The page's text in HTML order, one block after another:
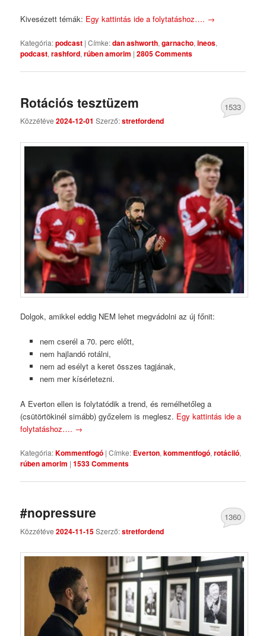
Kivesézett témák: Egy kattintás ide a folytatáshoz…. →
Kategória:podcast |Címke:dan ashworth,garnacho,ineos,
podcast,rashford,rúben amorim |2805 Comments
Rotációs tesztüzem
Közzétéve2024-12-01 Szerző:stretfordend
1533
Dolgok, amikkel eddig NEM lehet megvádolni az új főnit:
nem cserél a 70. perc előtt,
nem hajlandó rotálni,
nem ad esélyt a keret összes tagjának,
nem mer kísérletezni.
A Everton ellen is folytatódik a trend, és remélhetőleg a
(csütörtökinél simább) győzelem is meglesz. Egy kattintás ide a
folytatáshoz…. →
Kategória:Kommentfogó |Címke: Everton,kommentfogó,rotáciió,
rúben amorim |1533 Comments
#nopressure
Közzétéve2024-11-15Szerző:stretfordend
1360